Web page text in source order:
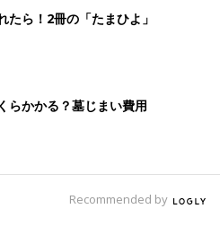
たら！2冊の「たまひよ」
らかかる？墓じまい費用
Recommended by